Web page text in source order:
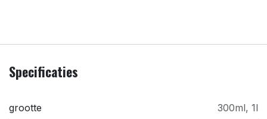
Specificaties
grootte 300ml, 1l